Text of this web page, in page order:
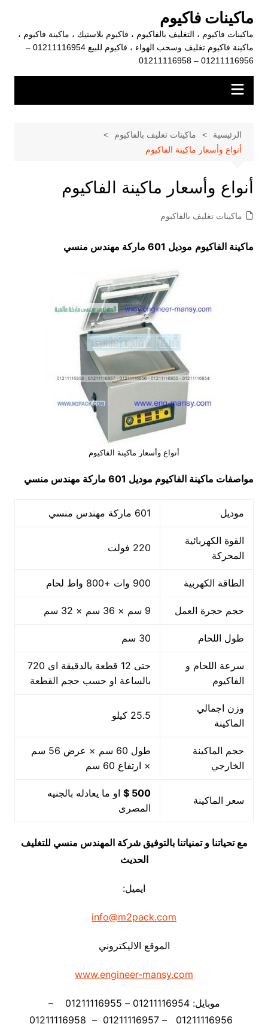
المحتوى
ماكينات فاكيوم
ماكينات فاكيوم ، التغليف بالفاكيوم ، فاكيوم بلاستيك ، ماكينة فاكيوم ،
ماكينة فاكيوم تغليف وسحب الهواء ، فاكيوم للبيع 01211116954 –
01211116956 – 01211116958
الرئيسية
ماكينات تغليف بالفاكيوم
أنواع وأسعار ماكينة الفاكيوم
أنواع وأسعار ماكينة الفاكيوم
ماكينات تغليف بالفاكيوم
ماكينة الفاكيوم موديل 601 ماركة مهندس منسي
أنواع وأسعار ماكينة الفاكيوم
مواصفات ماكينة الفاكيوم موديل 601 ماركة مهندس منسي
موديل 601 ماركة مهندس منسي
القوة الكهربائية
المحركة
220 فولت
الطاقة الكهربية 900 وات +800 واط لحام
حجم حجرة العمل 9 سم × 36 سم × 32 سم
طول اللحام 30 سم
سرعة اللحام و
الفاكيوم
حتى 12 قطعة بالدقيقة اى 720
بالساعة او حسب حجم القطعة
وزن اجمالي
الماكينة
25.5 كيلو
حجم الماكينة
الخارجي
طول 60 سم × عرض 56 سم
× ارتفاع 60 سم
سعر الماكينة
500 $
او ما يعادله بالجنيه
المصرى
مع تحياتنا و تمنياتنا بالتوفيق شركة المهندس منسي للتغليف
الحديث
ايميل:
info@m2pack.com
الموقع الاليكتروني
www.engineer-mansy.com
موبايل: 01211116954 – 01211116955 –